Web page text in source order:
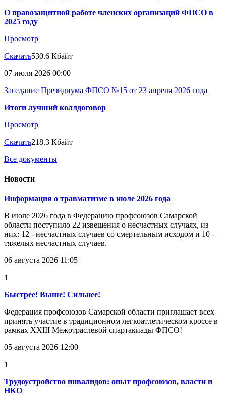
О правозащитной работе членских организаций ФПСО в
2025 году
Просмотр
Скачать530.6 Кбайт
07 июля 2026 00:00
Заседание Президиума ФПСО №15 от 23 апреля 2026 года
Итоги лучший коллдоговор
Просмотр
Скачать218.3 Кбайт
Все документы
Новости
Информация о травматизме в июле 2026 года
В июле 2026 года в Федерацию профсоюзов Самарской
области поступило 22 извещения о несчастных случаях, из
них: 12 - несчастных случаев со смертельным исходом и 10 -
тяжелых несчастных случаев.
06 августа 2026 11:05
1
Быстрее! Выше! Сильнее!
Федерация профсоюзов Самарской области приглашает всех
принять участие в традиционном легкоатлетическом кроссе в
рамках XXIII Межотраслевой спартакиады ФПСО!
05 августа 2026 12:00
1
Трудоустройство инвалидов: опыт профсоюзов, власти и
НКО